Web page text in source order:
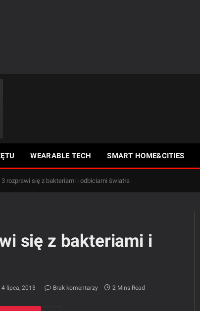
WEARABLE TECH SMART HOME&CITIES
3 rozprawi się z bakteriami i odbiciami światła
się z bakteriami i
4 lipca, 2013 Brak komentarzy 2 Mins Read